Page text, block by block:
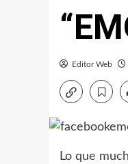
Editor Web
Lo que